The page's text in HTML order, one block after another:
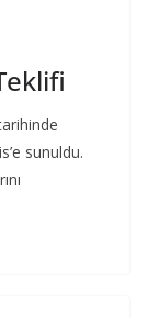
sunuldu.